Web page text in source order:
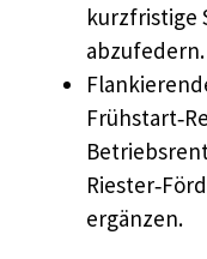
kurzfristige
abzufedern.
ergänzen.